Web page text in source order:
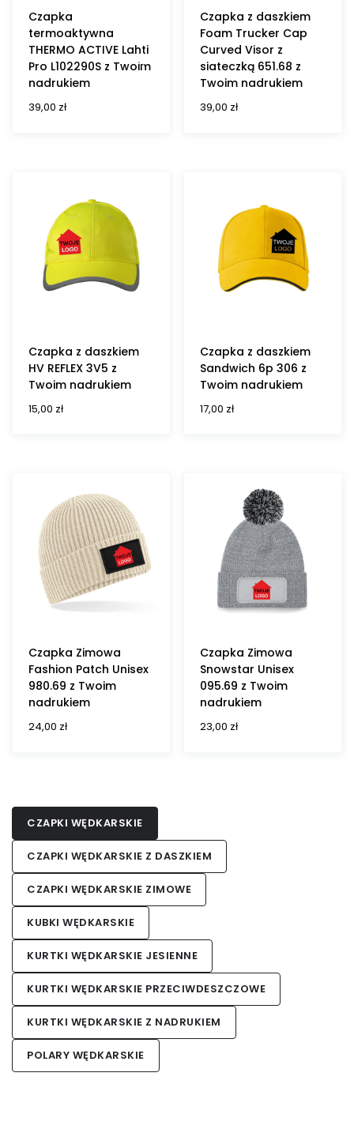
Czapka
termoaktywna
THERMO ACTIVE Lahti
Pro L102290S z Twoim
nadrukiem
39,00 zł
Czapka z daszkiem
Foam Trucker Cap
Curved Visor z
siateczką 651.68 z
Twoim nadrukiem
39,00 zł
Czapka z daszkiem
HV REFLEX 3V5 z
Twoim nadrukiem
15,00 zł
Czapka z daszkiem
Sandwich 6p 306 z
Twoim nadrukiem
17,00 zł
Czapka Zimowa
Fashion Patch Unisex
980.69 z Twoim
nadrukiem
24,00 zł
Czapka Zimowa
Snowstar Unisex
095.69 z Twoim
nadrukiem
23,00 zł
CZAPKI WĘDKARSKIE
CZAPKI WĘDKARSKIE Z DASZKIEM
CZAPKI WĘDKARSKIE ZIMOWE
KUBKI WĘDKARSKIE
KURTKI WĘDKARSKIE JESIENNE
KURTKI WĘDKARSKIE PRZECIWDESZCZOWE
KURTKI WĘDKARSKIE Z NADRUKIEM
POLARY WĘDKARSKIE